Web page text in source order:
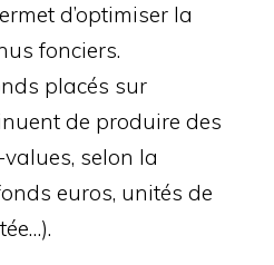
d’optimiser la
fonciers.
placés sur
de produire des
selon la
euros, unités de